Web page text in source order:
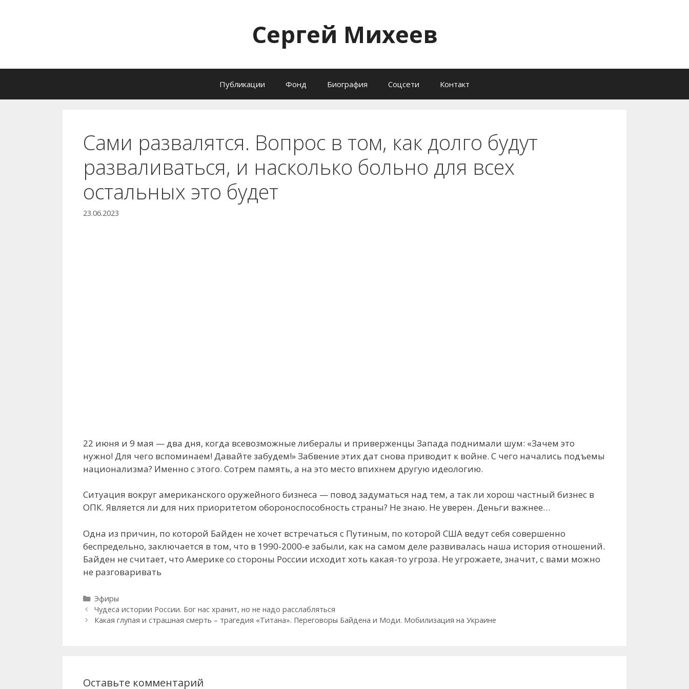
Сергей Михеев
Публикации Фонд Биография Соцсети Контакт
Сами развалятся. Вопрос в том, как долго будут
разваливаться, и насколько больно для всех
остальных это будет
23.06.2023
22 июня и 9 мая — два дня, когда всевозможные либералы и приверженцы Запада поднимали шум: «Зачем это
нужно! Для чего вспоминаем! Давайте забудем!» Забвение этих дат снова приводит к войне. С чего начались подъемы
национализма? Именно с этого. Сотрем память, а на это место впихнем другую идеологию.
Ситуация вокруг американского оружейного бизнеса — повод задуматься над тем, а так ли хорош частный бизнес в
ОПК. Является ли для них приоритетом обороноспособность страны? Не знаю. Не уверен. Деньги важнее…
Одна из причин, по которой Байден не хочет встречаться с Путиным, по которой США ведут себя совершенно
беспредельно, заключается в том, что в 1990-2000-е забыли, как на самом деле развивалась наша история отношений.
Байден не считает, что Америке со стороны России исходит хоть какая-то угроза. Не угрожаете, значит, с вами можно
не разговаривать
Рубрики
Эфиры
Чудеса истории России. Бог нас хранит, но не надо расслабляться
Какая глупая и страшная смерть – трагедия «Титана». Переговоры Байдена и Моди. Мобилизация на Украине
Оставьте комментарий